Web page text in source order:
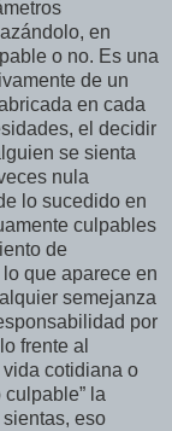
en
o no. Es una
de un
en cada
el decidir
se sienta
nula
lo sucedido en
culpables
de
que aparece en
semejanza
por
frente al
cotidiana o
la
eso